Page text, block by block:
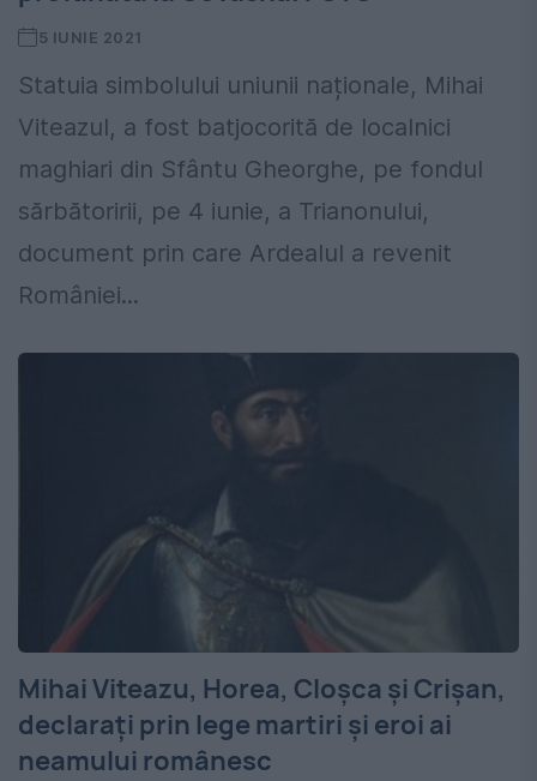
5 IUNIE 2021
Statuia simbolului uniunii naționale, Mihai
Viteazul, a fost batjocorită de localnici
maghiari din Sfântu Gheorghe, pe fondul
sărbătoririi, pe 4 iunie, a Trianonului,
document prin care Ardealul a revenit
României...
Mihai Viteazu, Horea, Cloșca și Crișan,
declarați prin lege martiri și eroi ai
neamului românesc